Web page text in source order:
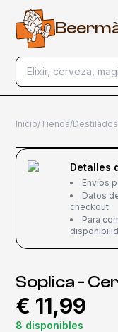
Beerm
Elixir, cerveza,
Inicio/Tienda/
Detalles
Envíos
Datos
checkout
Para
Soplica -
€ 11,99
8 disponibles